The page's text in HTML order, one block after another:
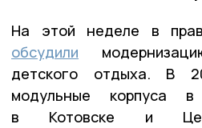
На этой неделе в
обсудили
детского отдыха. В
модульные корпуса в
в Котовске и